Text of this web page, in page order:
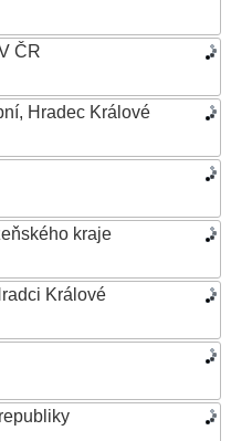
ČR
Hradec Králové
kraje
Králové